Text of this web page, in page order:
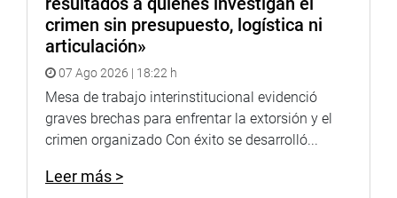
crimen sin presupuesto, logística ni
articulación»
07 Ago 2026 | 18:22 h
Mesa de trabajo interinstitucional evidenció
graves brechas para enfrentar la extorsión y el
crimen organizado Con éxito se desarrolló...
Leer más >